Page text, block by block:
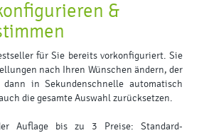
&
für Sie bereits vorkonfiguriert. Sie
nach Ihren Wünschen ändern, der
in Sekundenschnelle automatisch
die gesamte Auswahl zurücksetzen.
Auflage bis zu 3 Preise: Standard-